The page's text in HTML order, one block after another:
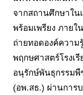
จากสถานศึกษาใน
พร้อมเพรียง ภายใ
ถ่ายทอดองค์ความ
พฤกษศาสตร์โรงเ
อนุรักษ์พันธุกรรมพื
(อพ.สธ.) ผ่านการ